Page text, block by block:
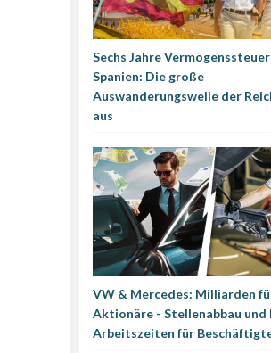
Sechs Jahre
Spanien: Die große
Auswanderungswelle der
aus
VW & Mercedes: Milliarden
Aktionäre - Stellenabbau und
Arbeitszeiten für